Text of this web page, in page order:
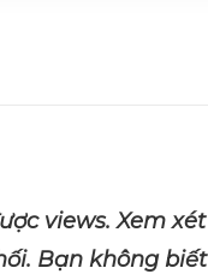
views. Xem xét
Bạn không biết